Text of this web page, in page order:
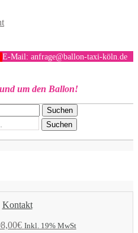
E-Mail: anfrage@ballon-taxi-köln.de
um den Ballon!
Suchen
Kontakt
Suchen
€ Inkl. 19% MwSt